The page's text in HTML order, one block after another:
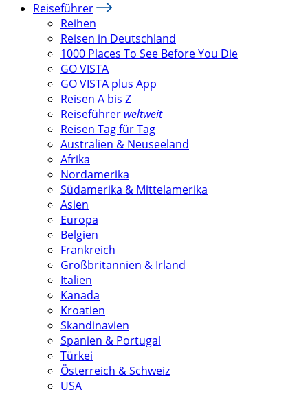
Reiseführer
Reihen
Reisen in Deutschland
1000 Places To See Before You Die
GO VISTA
GO VISTA plus App
Reisen A bis Z
Reiseführer weltweit
Reisen Tag für Tag
Australien & Neuseeland
Afrika
Nordamerika
Südamerika & Mittelamerika
Asien
Europa
Belgien
Frankreich
Großbritannien & Irland
Italien
Kanada
Kroatien
Skandinavien
Spanien & Portugal
Türkei
Österreich & Schweiz
USA